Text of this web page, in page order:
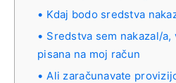
Kdaj bodo sredstva
Sredstva sem nakazal/
pisana na moj račun
Ali zaračunavate